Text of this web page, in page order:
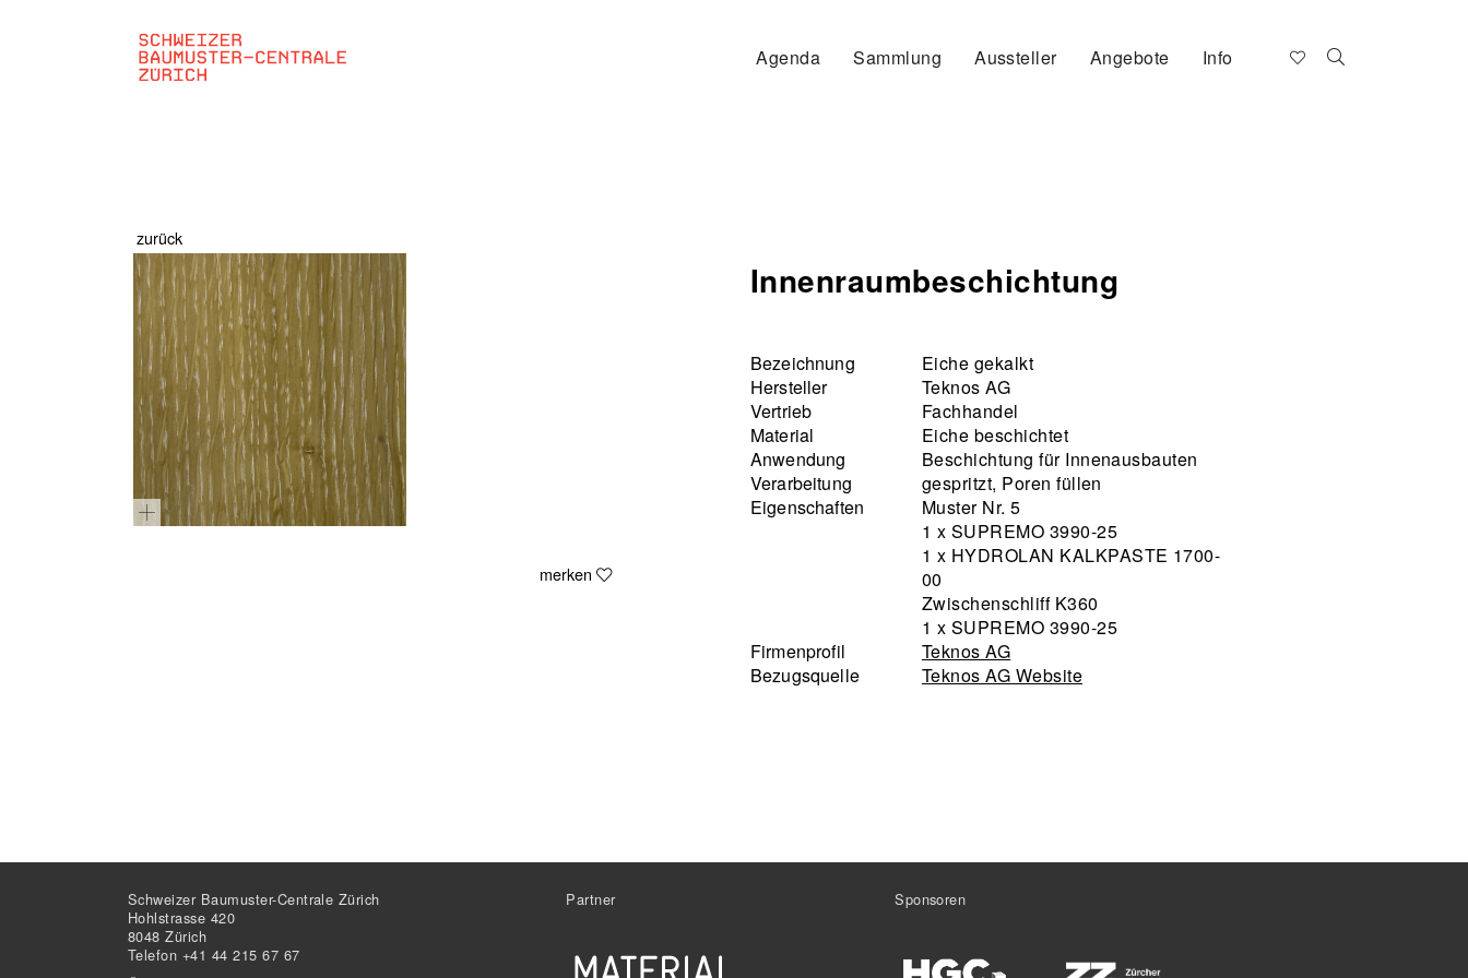
Agenda Sammlung Aussteller Angebote Info
zurück
merken
Innenraumbeschichtung
Bezeichnung
Eiche gekalkt
Hersteller
Teknos AG
Vertrieb
Fachhandel
Material
Eiche beschichtet
Anwendung
Beschichtung für Innenausbauten
Verarbeitung
gespritzt, Poren füllen
Eigenschaften
Muster Nr. 5
1 x SUPREMO 3990-25
1 x HYDROLAN KALKPASTE 1700-
00
Zwischenschliff K360
1 x SUPREMO 3990-25
Firmenprofil
Teknos AG
Bezugsquelle
Teknos AG Website
Schweizer Baumuster-Centrale Zürich
Hohlstrasse 420
8048 Zürich
Telefon +41 44 215 67 67
Partner Sponsoren